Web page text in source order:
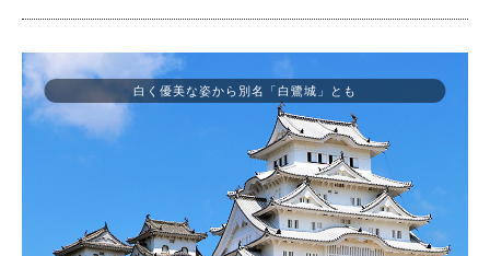
白く優美な姿から別名「白鷺城」とも